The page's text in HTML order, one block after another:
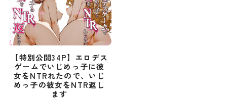
【特別公開34P】エロデス
ゲームでいじめっ子に彼
女をNTRれたので、いじ
めっ子の彼女をNTR返し
ます